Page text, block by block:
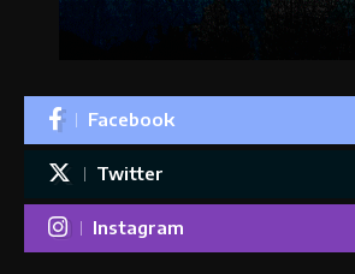
Facebook
Twitter
Instagram